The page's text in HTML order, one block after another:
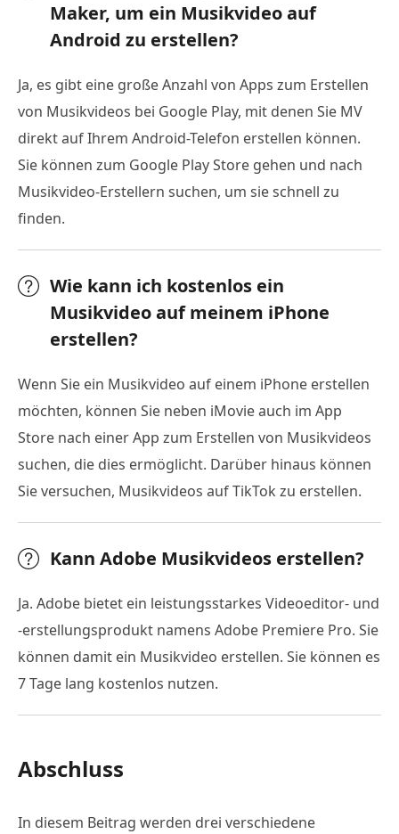
Maker, um ein Musikvideo auf
Android zu erstellen?
Ja, es gibt eine große Anzahl von Apps zum Erstellen
von Musikvideos bei Google Play, mit denen Sie MV
direkt auf Ihrem Android-Telefon erstellen können.
Sie können zum Google Play Store gehen und nach
Musikvideo-Erstellern suchen, um sie schnell zu
finden.
Wie kann ich kostenlos ein
Musikvideo auf meinem iPhone
erstellen?
Wenn Sie ein Musikvideo auf einem iPhone erstellen
möchten, können Sie neben iMovie auch im App
Store nach einer App zum Erstellen von Musikvideos
suchen, die dies ermöglicht. Darüber hinaus können
Sie versuchen, Musikvideos auf TikTok zu erstellen.
Kann Adobe Musikvideos erstellen?
Ja. Adobe bietet ein leistungsstarkes Videoeditor- und
-erstellungsprodukt namens Adobe Premiere Pro. Sie
können damit ein Musikvideo erstellen. Sie können es
7 Tage lang kostenlos nutzen.
Abschluss
In diesem Beitrag werden drei verschiedene